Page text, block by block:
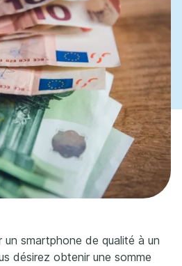
smartphone de qualité à un
désirez obtenir une somme